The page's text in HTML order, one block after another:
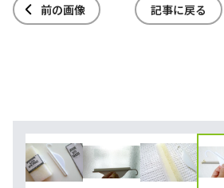
前の画像 記事に戻る